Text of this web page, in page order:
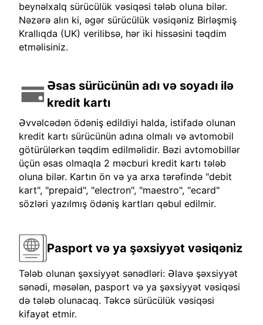
beynəlxalq sürücülük vəsiqəsi tələb oluna bilər.
Nəzərə alın ki, əgər sürücülük vəsiqəniz Birləşmiş
Krallıqda (UK) verilibsə, hər iki hissəsini təqdim
etməlisiniz.
Əsas sürücünün adı və soyadı ilə
kredit kartı
Əvvəlcədən ödəniş edildiyi halda, istifadə olunan
kredit kartı sürücünün adına olmalı və avtomobil
götürülərkən təqdim edilməlidir. Bəzi avtomobillər
üçün əsas olmaqla 2 məcburi kredit kartı tələb
oluna bilər. Kartın ön və ya arxa tərəfində "debit
kart", "prepaid", "electron", "maestro", "ecard"
sözləri yazılmış ödəniş kartları qəbul edilmir.
Pasport və ya şəxsiyyət vəsiqəniz
Tələb olunan şəxsiyyət sənədləri: Əlavə şəxsiyyət
sənədi, məsələn, pasport və ya şəxsiyyət vəsiqəsi
də tələb olunacaq. Təkcə sürücülük vəsiqəsi
kifayət etmir.